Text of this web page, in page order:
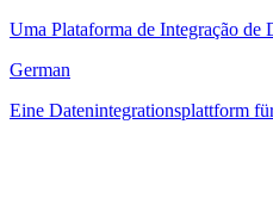
Uma Plataforma de Integração de
German
Eine Datenintegrationsplattform